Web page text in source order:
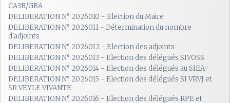
CA3B/GBA
DELIBERATION N° 2026010 - Election du Maire
DELIBERATION N° 2026011 - Détermination du nombre
d'adjoints
DELIBERATION N° 2026012 - Election des adjoints
DELIBERATION N° 2026013 - Election des délégués SIVOSS
DELIBERATION N° 2026014 - Election des délégués au SIEA
DELIBERATION N° 2026015 - Election des délégués SI VRVJ et
SR VEYLE VIVANTE
DELIBERATION N° 2026016 - Election des délégués RPE et